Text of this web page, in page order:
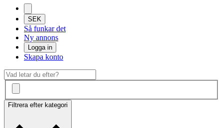
SEK
Så funkar det
Ny annons
Logga in
Skapa konto
Filtrera efter kategori